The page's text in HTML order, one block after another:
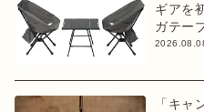
ギアを
ガテー
「キ